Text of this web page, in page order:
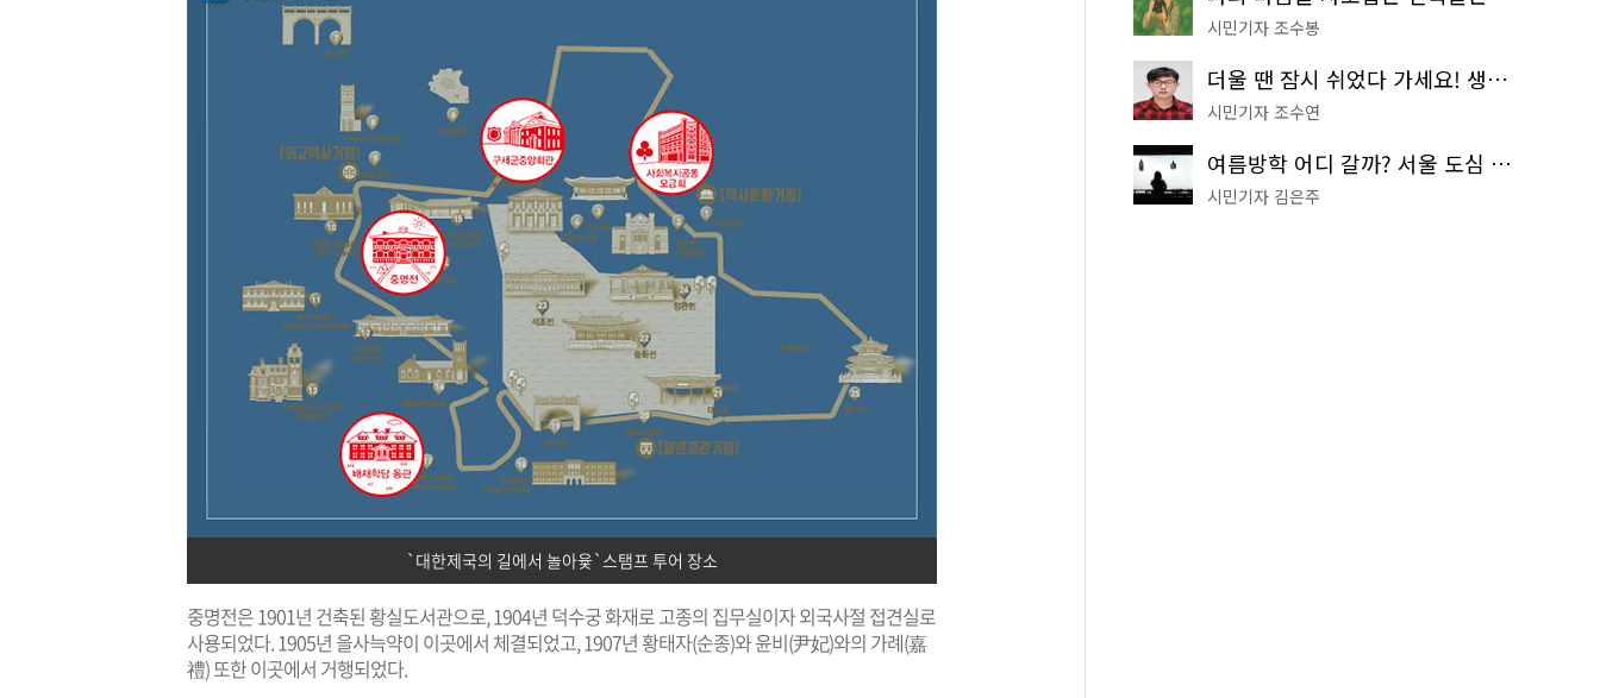
`대한제국의 길에서 놀아윷`스탬프 투어 장소
중명전은 1901년 건축된 황실도서관으로, 1904년 덕수궁 화재로 고종의 집무실이자 외국사절 접견실로
사용되었다. 1905년 을사늑약이 이곳에서 체결되었고, 1907년 황태자(순종)와 윤비(尹妃)와의 가례(嘉
禮) 또한 이곳에서 거행되었다.
시민기자 조수봉
더울 땐 잠시 쉬었다 가세요! 생수 냉장고부터 해피소·무더위쉼터까지
시민기자 조수연
여름방학 어디 갈까? 서울 도심 무료 실내 여행 코스 추천
시민기자 김은주